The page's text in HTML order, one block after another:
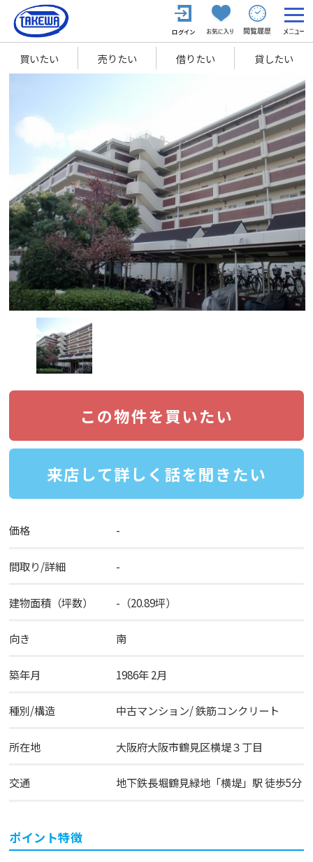
買いたい 売りたい 借りたい 貸したい
この物件を買いたい
来店して詳しく話を聞きたい
価格 -
間取り/詳細 -
建物面積（坪数） -（20.89坪）
向き 南
築年月 1986年 2月
種別/構造 中古マンション/ 鉄筋コンクリート
所在地 大阪府大阪市鶴見区横堤３丁目
交通 地下鉄長堀鶴見緑地「横堤」駅 徒歩5分
ポイント特徴